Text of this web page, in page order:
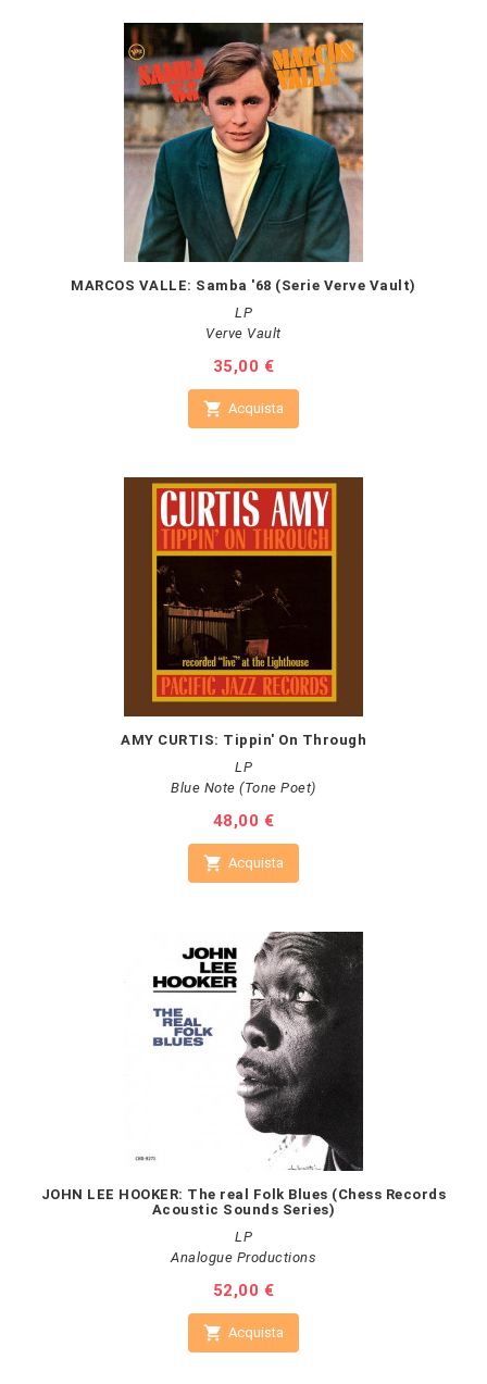
MARCOS VALLE: Samba '68 (Serie Verve Vault)
LP
Verve Vault
Prezzo
35,00 €
 Acquista
AMY CURTIS: Tippin' On Through
LP
Blue Note (Tone Poet)
Prezzo
48,00 €
 Acquista
JOHN LEE HOOKER: The real Folk Blues (Chess Records
Acoustic Sounds Series)
LP
Analogue Productions
Prezzo
52,00 €
 Acquista